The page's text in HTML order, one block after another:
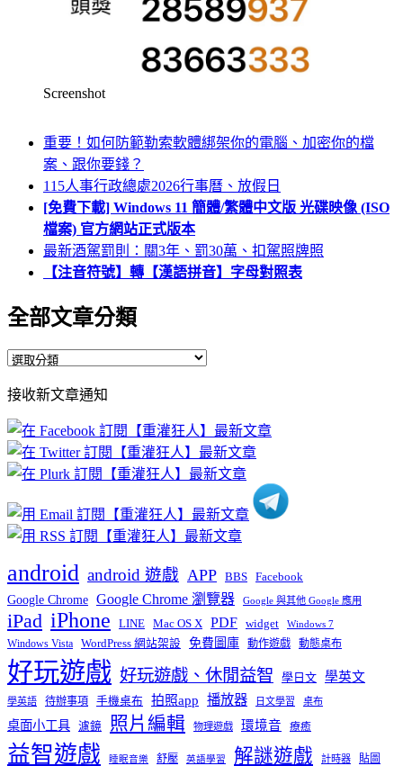
Screenshot
重要！如何防範勒索軟體綁架你的電腦、加密你的檔
案、跟你要錢？
115人事行政總處2026行事曆、放假日
[免費下載] Windows 11 簡體/繁體中文版 光碟映像 (ISO
檔案) 官方網站正式版本
最新酒駕罰則：關3年、罰30萬、扣駕照牌照
【注音符號】轉【漢語拼音】字母對照表
全部文章分類
全
文
章
分
類
接收新文章通知
android android 遊戲 APP BBS Facebook
Google Chrome Google Chrome 瀏覽器 Google 與其他 Google 應用
iPad iPhone LINE Mac OS X PDF widget Windows 7
Windows Vista WordPress 網站架設 免費圖庫 動作遊戲 動態桌布
好玩遊戲 好玩遊戲、休閒益智 學日文 學英文
學英語 待辦事項 手機桌布 拍照app 播放器 日文學習 桌布
桌面小工具 濾鏡 照片編輯 物理遊戲 環境音 療癒
益智遊戲 睡眠音樂 舒壓 英語學習 解謎遊戲 計時器 貼圖